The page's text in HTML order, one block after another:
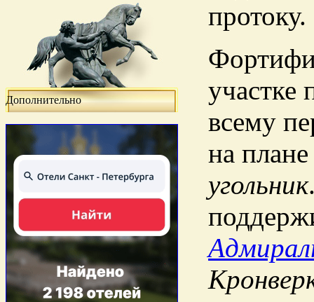
Дополнительно
протоку.
участке
всему
на
угольник